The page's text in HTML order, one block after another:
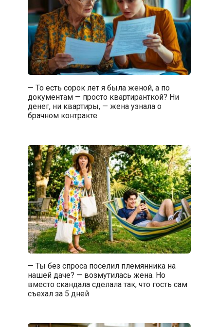
— То есть сорок лет я была женой, а по
документам — просто квартиранткой? Ни
денег, ни квартиры, — жена узнала о
брачном контракте
— Ты без спроса поселил племянника на
нашей даче? — возмутилась жена. Но
вместо скандала сделала так, что гость сам
съехал за 5 дней